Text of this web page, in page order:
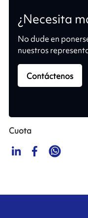
¿Necesita
No dude en
nuestros
Contáctenos
Cuota